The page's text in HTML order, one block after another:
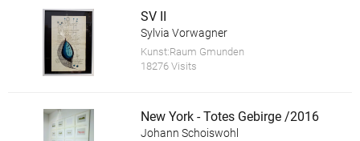
SV II
Sylvia Vorwagner
Kunst:Raum Gmunden
18276 Visits
New York - Totes Gebirge /2016
Johann Schoiswohl